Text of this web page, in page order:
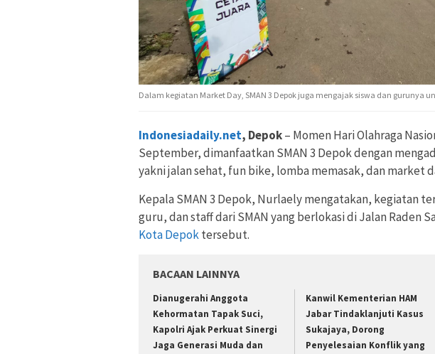
Dalam kegiatan Market Day, SMAN 3 Depok juga mengajak siswa dan gurunya
Indonesiadaily.net, Depok– Momen Hari Olahraga
September, dimanfaatkan SMAN 3 Depok dengan
yakni jalan sehat, fun bike, lomba memasak, dan market
Kepala SMAN 3 Depok, Nurlaely mengatakan, kegiatan
guru, dan staff dari SMAN yang berlokasi di Jalan Raden
Kota Depoktersebut.
BACAAN LAINNYA
Dianugerahi Anggota
Kehormatan Tapak Suci,
Kapolri Ajak Perkuat Sinergi
Jaga Generasi Muda dan
Kanwil Kementerian HAM
Jabar Tindaklanjuti Kasus
Sukajaya, Dorong
Penyelesaian Konflik yang